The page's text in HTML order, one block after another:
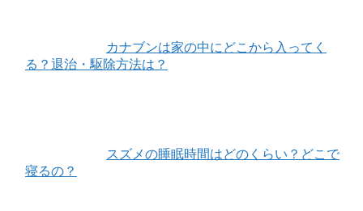
カナブンは家の中にどこから入ってく
る？退治・駆除方法は？
スズメの睡眠時間はどのくらい？どこで
寝るの？